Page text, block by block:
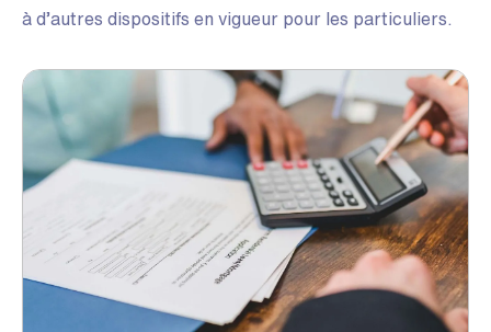
à d’autres dispositifs en vigueur pour les particuliers.